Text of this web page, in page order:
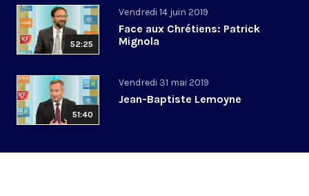
52:25
Vendredi 14 juin 2019
Face aux Chrétiens: Patrick
Mignola
51:40
Vendredi 31 mai 2019
Jean-Baptiste Lemoyne